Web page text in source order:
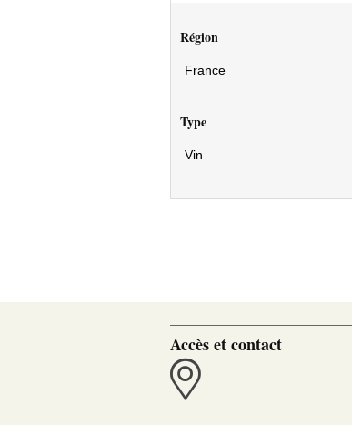
Région
France
Type
Vin
Accès et contact